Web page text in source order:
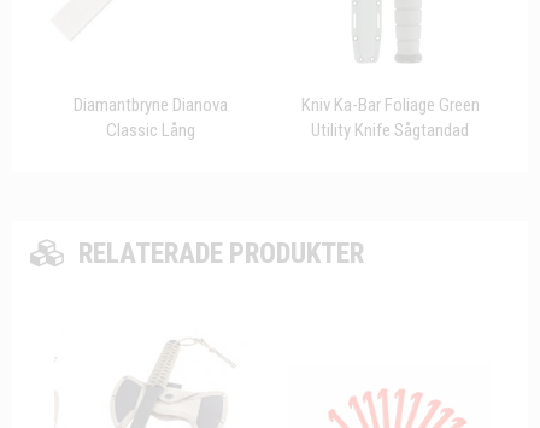
Diamantbryne Dianova
Classic Lång
Kniv Ka-Bar Foliage Green
Utility Knife Sågtandad
RELATERADE PRODUKTER